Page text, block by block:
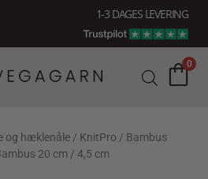
1-3 DAGES LEVERING
0
og hæklenåle / KnitPro / Bambus
20 cm / 4,5 cm